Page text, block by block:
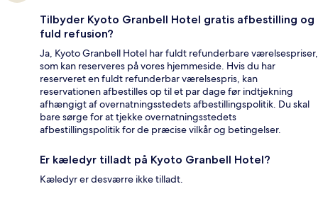
Tilbyder Kyoto Granbell Hotel gratis afbestilling og
fuld refusion?
Ja, Kyoto Granbell Hotel har fuldt refunderbare værelsespriser,
som kan reserveres på vores hjemmeside. Hvis du har
reserveret en fuldt refunderbar værelsespris, kan
reservationen afbestilles op til et par dage før indtjekning
afhængigt af overnatningsstedets afbestillingspolitik. Du skal
bare sørge for at tjekke overnatningsstedets
afbestillingspolitik for de præcise vilkår og betingelser.
Er kæledyr tilladt på Kyoto Granbell Hotel?
Kæledyr er desværre ikke tilladt.